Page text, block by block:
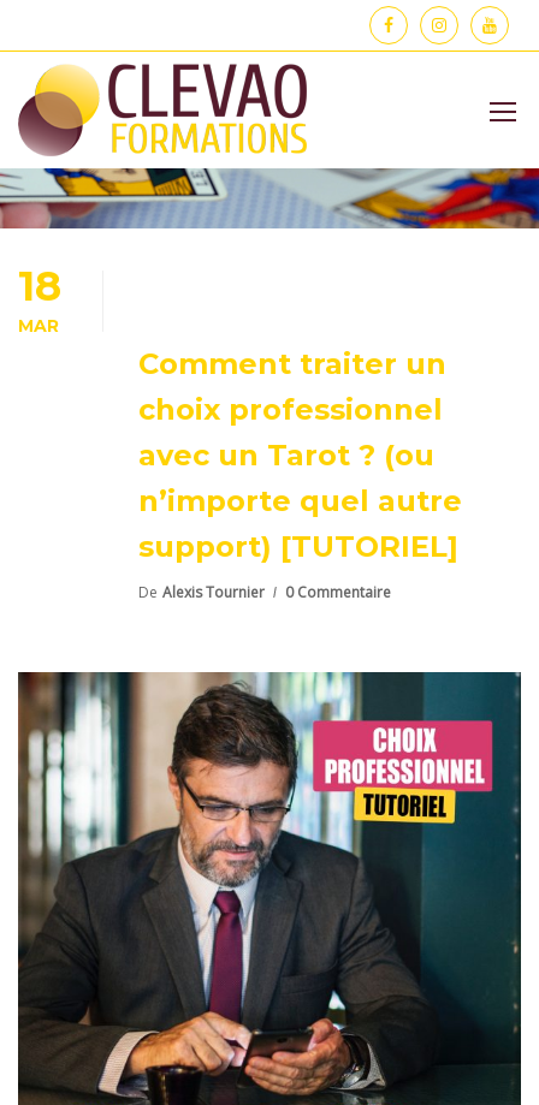
APPRENDRE
18
MAR
Comment traiter un
choix professionnel
avec un Tarot ? (ou
n’importe quel autre
support) [TUTORIEL]
De Alexis Tournier 0 Commentaire